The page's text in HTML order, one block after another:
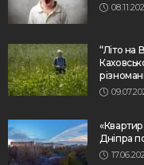
“Літо на
Дніпра